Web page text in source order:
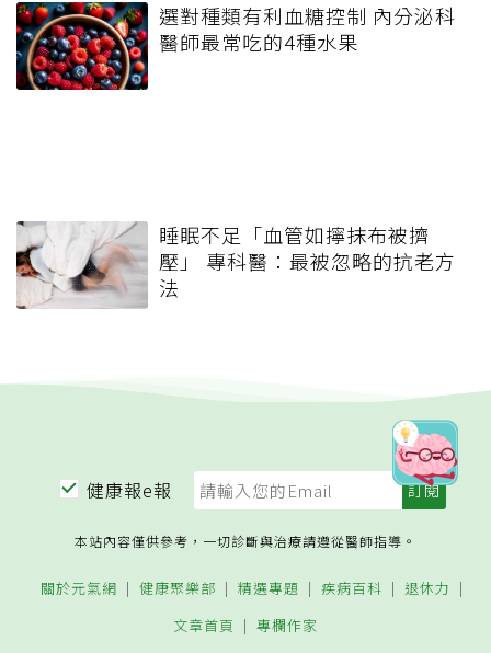
選對種類有利血糖控制 內分泌科
醫師最常吃的4種水果
睡眠不足「血管如擰抹布被擠
壓」 專科醫：最被忽略的抗老方
法
健康報e報
本站內容僅供參考，一切診斷與治療請遵從醫師指導。
關於元氣網 健康聚樂部 精選專題 疾病百科
退休力
文章首頁
專欄作家